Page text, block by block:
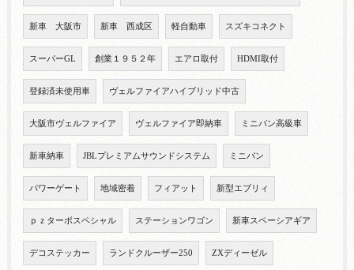
新車 大阪市 新車 西成区 軽自動車 スズキコネクト
スーパーGL 創業１９５２年 エアロ取付 HDMI取付
登録済未使用車 ヴェルファイアハイブリッド中古
大阪市ヴェルファイア ヴェルファイア即納車 ミニバン高級車
新車納車 JBLプレミアムサウンドシステム ミニバン
パワーゲート 地域密着 フィアット 新型エブリィ
ｐｚターボスペシャル ステーションワゴン 新車スペーシアギア
デコステッカー ランドクルーザー250 ZXディーゼル